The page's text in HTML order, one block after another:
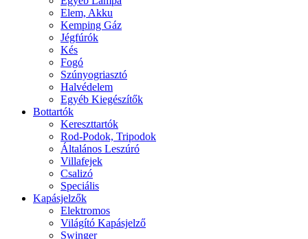
Elem, Akku
Kemping Gáz
Jégfúrók
Kés
Fogó
Szúnyogriasztó
Halvédelem
Egyéb Kiegészítők
Bottartók
Kereszttartók
Rod-Podok, Tripodok
Általános Leszúró
Villafejek
Csalizó
Speciális
Kapásjelzők
Elektromos
Világító Kapásjelző
Swinger